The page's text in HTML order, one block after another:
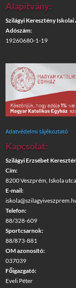
Alapítvány:
Szilágyi Keresztény
Adószám:
19260680-1-19
Adatvédelmi tájékoztató
Kapcsolat:
Szilágyi Erzsébet
Cím:
8200 Veszprém, Iskola utca
E-mail:
Telefon:
88/328-609
Sportcsarnok:
88/873-881
OM azonosító:
037039
Főigazgató:
Eveli Péter